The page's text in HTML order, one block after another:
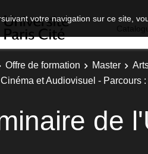
votre navigation sur ce site,
Offre de formation Master
Cinéma et Audiovisuel - Parcours
de